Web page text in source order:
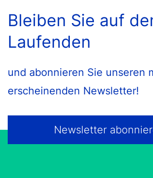
Bleiben Sie auf
Laufenden
und abonnieren Sie unseren
erscheinenden Newsletter!
Newsletter